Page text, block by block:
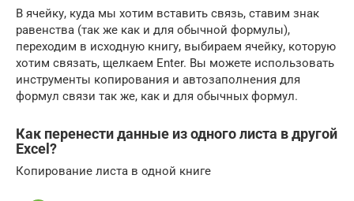
В ячейку, куда мы хотим вставить связь, ставим знак
равенства (так же как и для обычной формулы),
переходим в исходную книгу, выбираем ячейку, которую
хотим связать, щелкаем Enter. Вы можете использовать
инструменты копирования и автозаполнения для
формул связи так же, как и для обычных формул.
Как перенести данные из одного листа в другой
Excel?
Копирование листа в одной книге